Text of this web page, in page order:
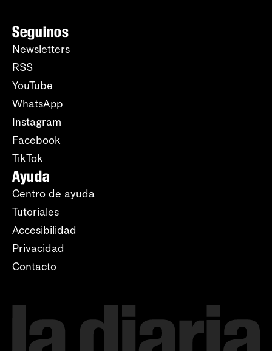
Seguinos
Newsletters
RSS
YouTube
WhatsApp
Instagram
Facebook
TikTok
Ayuda
Centro de ayuda
Tutoriales
Accesibilidad
Privacidad
Contacto